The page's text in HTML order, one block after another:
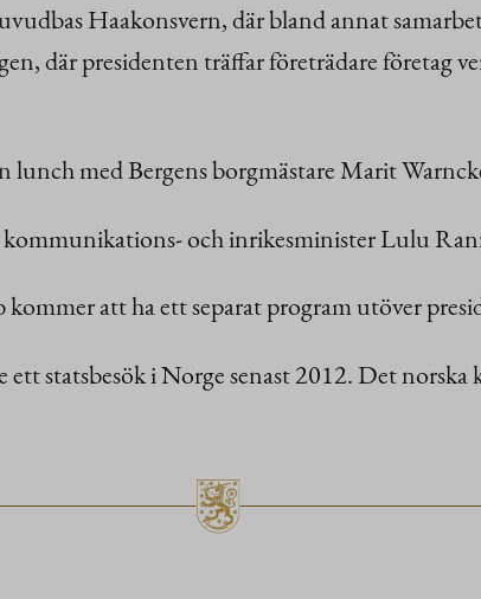
Haakonsvern, där bland annat
där presidenten träffar företrädare företag
med Bergens borgmästare Marit
och inrikesminister Lulu
att ha ett separat program utöver
statsbesök i Norge senast 2012. Det norska